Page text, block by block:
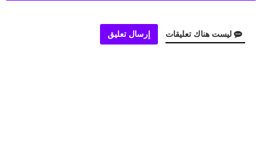
ليست هناك تعليقات إرسال تعليق